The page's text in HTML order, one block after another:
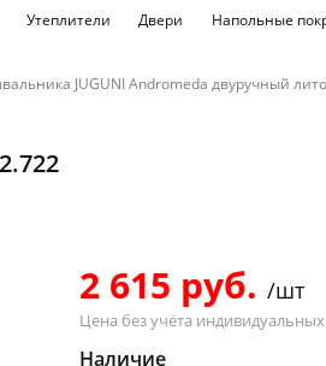
Утеплители Двери Напольные
JUGUNI Andromeda двуручный
2 615 руб. /шт
Цена без учёта
Наличие